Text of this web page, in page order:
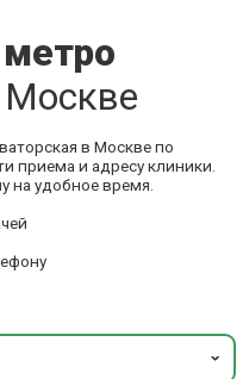
в Москве по
приема и адресу клиники.
на удобное время.